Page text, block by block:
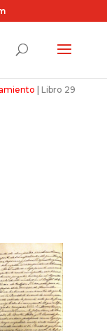
Libro 29